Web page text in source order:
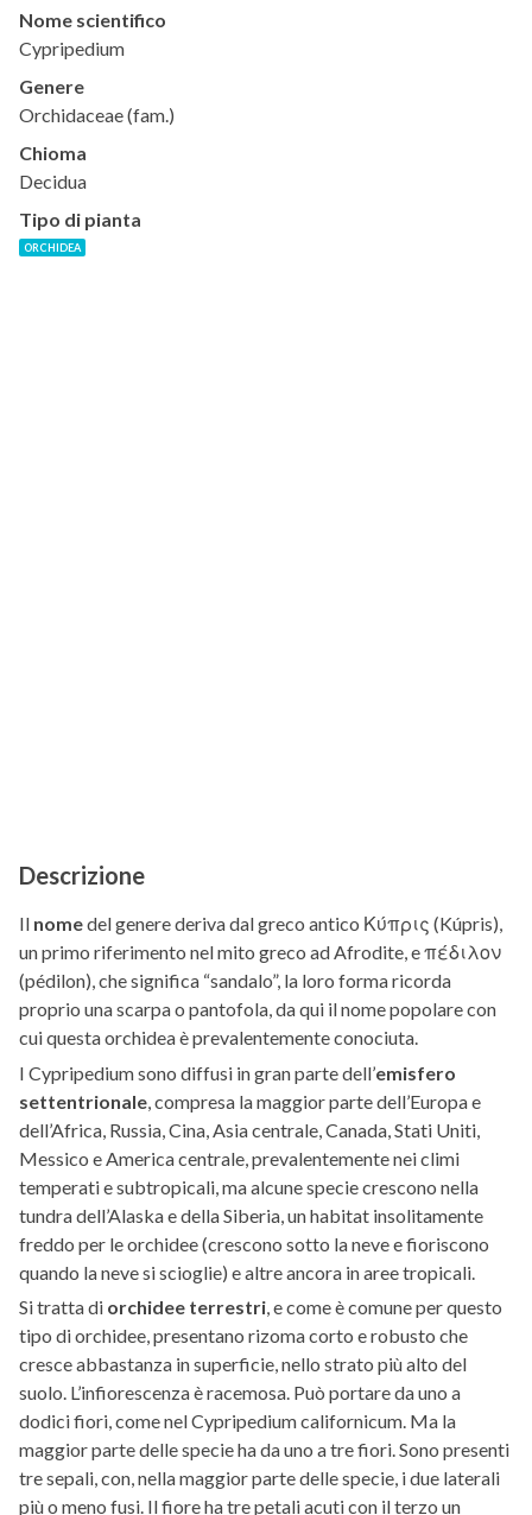
Nome scientifico
Cypripedium
Genere
Orchidaceae (fam.)
Chioma
Decidua
Tipo di pianta
ORCHIDEA
Descrizione
Il nomedel genere deriva dal greco antico Κύπρις (Kúpris),
un primo riferimento nel mito greco ad Afrodite, e πέδιλον
(pédilon), che significa “sandalo”, la loro forma ricorda
proprio una scarpa o pantofola, da qui il nome popolare con
cui questa orchidea è prevalentemente conociuta.
I Cypripedium sono diffusi in gran parte dell’emisfero
settentrionale, compresa la maggior parte dell’Europa e
dell’Africa, Russia, Cina, Asia centrale, Canada, Stati Uniti,
Messico e America centrale, prevalentemente nei climi
temperati e subtropicali, ma alcune specie crescono nella
tundra dell’Alaska e della Siberia, un habitat insolitamente
freddo per le orchidee (crescono sotto la neve e fioriscono
quando la neve si scioglie) e altre ancora in aree tropicali.
Si tratta di orchidee terrestri, e come è comune per questo
tipo di orchidee, presentano rizoma corto e robusto che
cresce abbastanza in superficie, nello strato più alto del
suolo. L’infiorescenza è racemosa. Può portare da uno a
dodici fiori, come nel Cypripedium californicum. Ma la
maggior parte delle specie ha da uno a tre fiori. Sono presenti
tre sepali, con, nella maggior parte delle specie, i due laterali
più o meno fusi. Il fiore ha tre petali acuti con il terzo un